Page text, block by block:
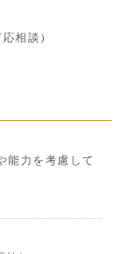
相談）
能力を考慮して